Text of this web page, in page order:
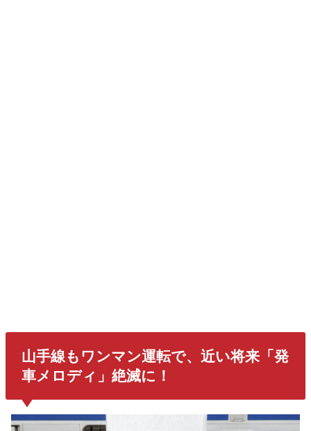
山手線もワンマン運転で、近い将来「発
車メロディ」 絶滅に！